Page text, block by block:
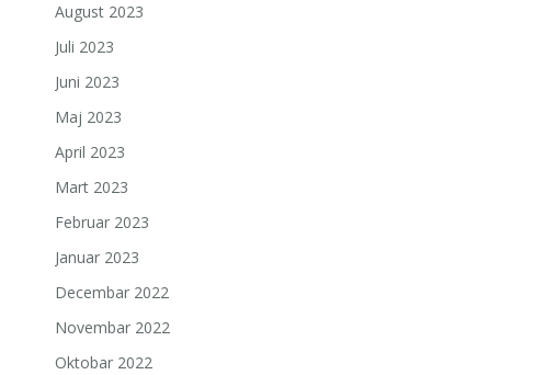
August 2023
Juli 2023
Juni 2023
Maj 2023
April 2023
Mart 2023
Februar 2023
Januar 2023
Decembar 2022
Novembar 2022
Oktobar 2022